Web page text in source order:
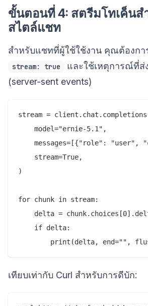
ขั้นตอนที่ 4: สตรีมโทเค็นส
สไตล์แชท
สำหรับแชทที่ผู้ใช้ใช้งาน คุณต้องกา
stream: true
และใช้เหตุการณ์ที่ส่
(server-sent events)
stream =
    model="ernie-5.1",
messages=[{"role": "user",
    stream=True,
)
for chunk in stream:
delta =
    if delta:
เทียบเท่ากับ Curl สำหรับการดีบัก: